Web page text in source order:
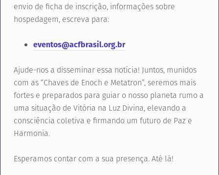
envio de ficha de inscrição, informações sobre
hospedagem, escreva para:
eventos@acfbrasil.org.br
Ajude-nos a disseminar essa notícia! Juntos, munidos
com as “Chaves de Enoch e Metatron”, seremos mais
fortes e preparados para guiar o nosso planeta rumo a
uma situação de Vitória na Luz Divina, elevando a
consciência coletiva e firmando um futuro de Paz e
Harmonia.
Esperamos contar com a sua presença. Até lá!